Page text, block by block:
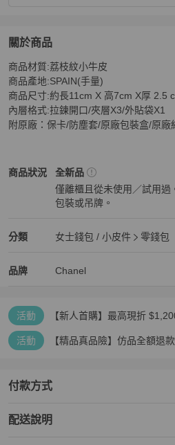
關於商品
關於CHANEL#香奈兒#經典菱格
商品材質:荔枝紋小牛皮
商品產地:SPAIN(手量)
商品尺寸:約長11cm X 高7cm X厚 2.5
內層格式:拉鍊開口/夾層X3/外貼袋X1
附原廠：保卡/防塵套/原廠包裝盒/原廠
商品狀況
Chanel女士錢包 / 小皮件
全新品
僅離櫃且從未使用／試用過
包裝或吊牌。
分類
Chanel 女士錢包 / 小皮件分類資訊
女士錢包 / 小皮件
零錢包
品牌
Chanel 精品女士錢包 / 小皮件
Chanel
Chanel 推薦清單
活動 【新人首購】最高現折
活動 【精品真品險】仿品全額退
付款方式
配送說明